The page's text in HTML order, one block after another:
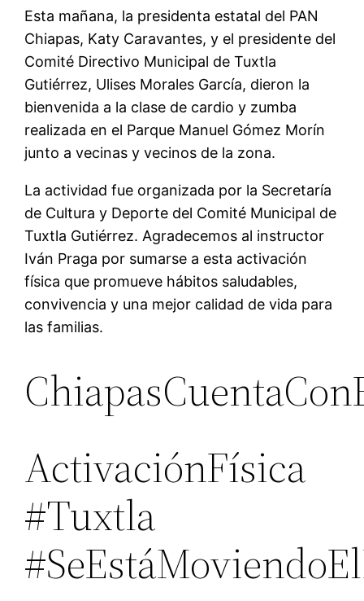
Esta mañana, la presidenta estatal del PAN
Chiapas, Katy Caravantes, y el presidente del
Comité Directivo Municipal de Tuxtla
Gutiérrez, Ulises Morales García, dieron la
bienvenida a la clase de cardio y zumba
realizada en el Parque Manuel Gómez Morín
junto a vecinas y vecinos de la zona.
La actividad fue organizada por la Secretaría
de Cultura y Deporte del Comité Municipal de
Tuxtla Gutiérrez. Agradecemos al instructor
Iván Praga por sumarse a esta activación
física que promueve hábitos saludables,
convivencia y una mejor calidad de vida para
las familias.
ActivaciónFísica
#Tuxtla